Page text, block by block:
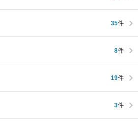
35件
8件
19件
3件